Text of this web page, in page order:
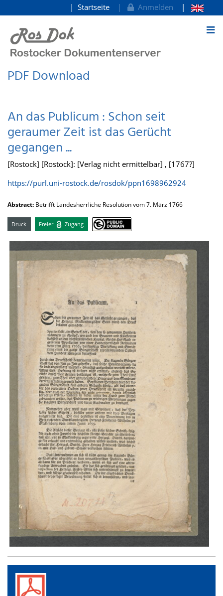
zum Inhalt
Startseite Anmelden
PDF Download
An das Publicum : Schon seit
geraumer Zeit ist das Gerücht
gegangen ...
[Rostock] [Rostock]: [Verlag nicht ermittelbar] , [1767?]
https://purl.uni-rostock.de/rosdok/ppn1698962924
Abstract: Betrifft Landesherrliche Resolution vom 7. März 1766
Druck Freier Zugang